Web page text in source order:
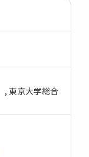
東京大学総合